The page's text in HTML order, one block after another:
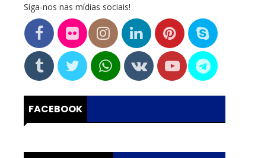
Siga-nos nas mídias sociais!
FACEBOOK